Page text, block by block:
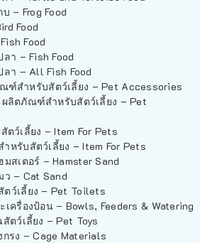
– Frog Food
Food
Food
ลา – Fish Food
ลา – All Fish Food
สำหรับสัตว์เลี้ยง – Pet Accessories
ลิตภัณฑ์สำหรับสัตว์เลี้ยง – Pet
ตว์เลี้ยง – Item For Pets
ำหรับสัตว์เลี้ยง – Item For Pets
มสเตอร์ – Hamster Sand
ว – Cat Sand
ตว์เลี้ยง – Pet Toilets
เครื่องป้อน – Bowls, Feeders & Watering
ตว์เลี้ยง – Pet Toys
กรง – Cage Materials